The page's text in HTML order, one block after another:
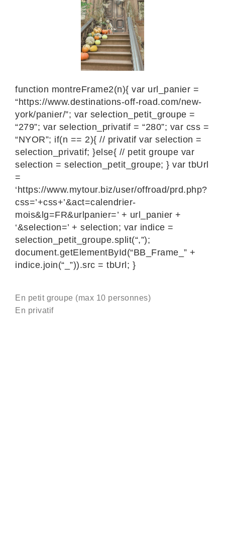
function montreFrame2(n){ var url_panier =
“https://www.destinations-off-road.com/new-
york/panier/”; var selection_petit_groupe =
“279”; var selection_privatif = “280”; var css =
“NYOR”; if(n == 2){ // privatif var selection =
selection_privatif; }else{ // petit groupe var
selection = selection_petit_groupe; } var tbUrl
=
‘https://www.mytour.biz/user/offroad/prd.php?
css=’+css+’&act=calendrier-
mois&lg=FR&urlpanier=’ + url_panier +
‘&selection=’ + selection; var indice =
selection_petit_groupe.split(“,”);
document.getElementById(“BB_Frame_” +
indice.join(“_”)).src = tbUrl; }
En petit groupe (max 10 personnes)
En privatif